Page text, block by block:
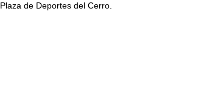
Plaza de Deportes del Cerro.